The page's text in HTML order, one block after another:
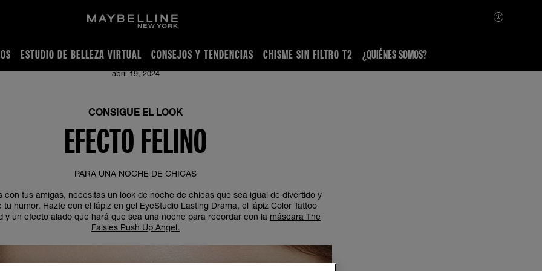
ESTUDIO DE BELLEZA VIRTUAL CONSEJOS Y TENDENCIAS CHISME SIN FILTRO T2 ¿QUIÉNES SOMOS?
abril 19, 2024
CONSIGUE EL LOOK
EFECTO FELINO
PARA UNA NOCHE DE CHICAS
con tus amigas, necesitas un look de noche de chicas que sea igual de divertido y
tu humor. Hazte con el lápiz en gel EyeStudio Lasting Drama, el lápiz Color Tattoo
y un efecto alado que hará que sea una noche para recordar con la máscara The
Falsies Push Up Angel.